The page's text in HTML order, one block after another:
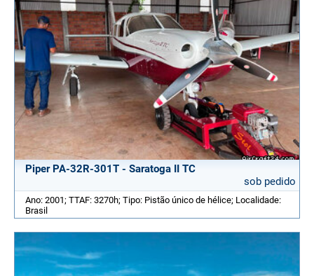
Piper PA-32R-301T - Saratoga II TC
sob pedido
Ano: 2001; TTAF: 3270h; Tipo: Pistão único de hélice; Localidade:
Brasil